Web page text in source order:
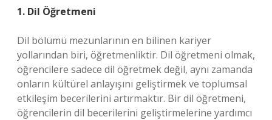
1. Dil Öğretmeni
Dil bölümü mezunlarının en bilinen kariyer
yollarından biri, öğretmenliktir. Dil öğretmeni olmak,
öğrencilere sadece dil öğretmek değil, aynı zamanda
onların kültürel anlayışını geliştirmek ve toplumsal
etkileşim becerilerini artırmaktır. Bir dil öğretmeni,
öğrencilerin dil becerilerini geliştirmelerine yardımcı